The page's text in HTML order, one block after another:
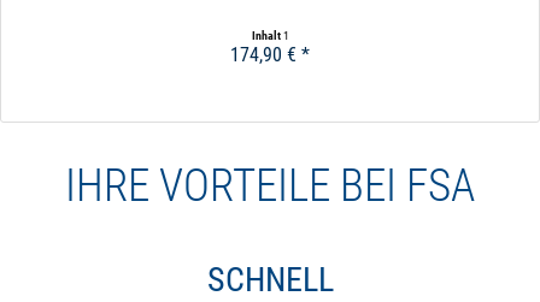
schnelles Schalten: Magnetventil 10 Sekunden
benötigt wenig Platz
Inhalt1
174,90 € *
IHRE VORTEILE BEI FSA
SCHNELL